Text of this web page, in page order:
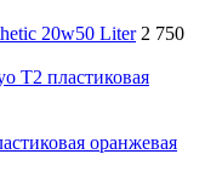
20w50 Liter 2 750
оранжевая